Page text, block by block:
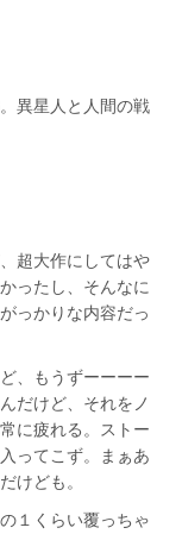
異星人と人間の戦
超大作にしてはや
ったし、そんなに
っかりな内容だっ
、もうずーーーー
だけど、それをノ
に疲れる。ストー
ってこず。まぁあ
けども。
１くらい覆っちゃ